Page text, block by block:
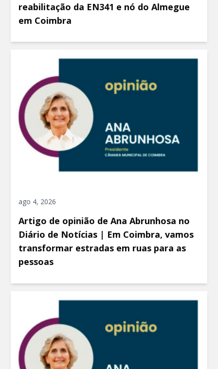
reabilitação da EN341 e nó do Almegue
em Coimbra
ago 4, 2026
Artigo de opinião de Ana Abrunhosa no
Diário de Notícias | Em Coimbra, vamos
transformar estradas em ruas para as
pessoas